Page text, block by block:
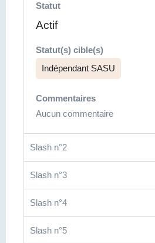
Statut
Actif
Statut(s) cible(s)
Indépendant SASU
Commentaires
Aucun commentaire
Slash n°2
Slash n°3
Slash n°4
Slash n°5